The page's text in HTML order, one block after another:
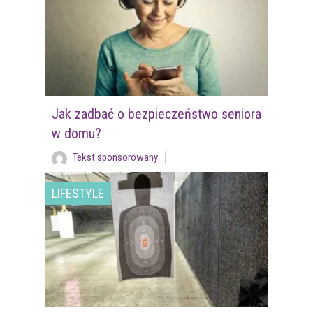
Jak zadbać o bezpieczeństwo seniora
w domu?
Tekst sponsorowany
LIFESTYLE